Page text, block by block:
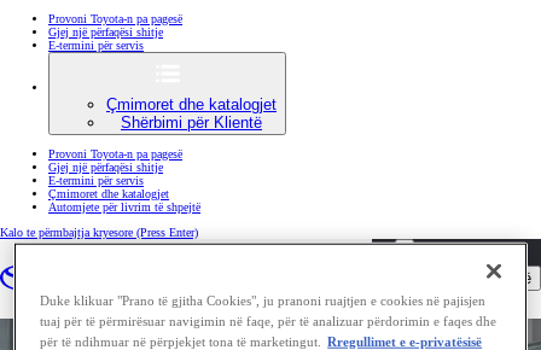
Provoni Toyota-n pa pagesë
Gjej një përfaqësi shitje
E-termini për servis
Çmimoret dhe katalogjet
Shërbimi për Klientë
Provoni Toyota-n pa pagesë
Gjej një përfaqësi shitje
E-termini për servis
Çmimoret dhe katalogjet
Automjete për livrim të shpejtë
Kalo te përmbajtja kryesore (Press Enter)
DEALER NAME
Hap menunë
Premtimi I shërbimit të toyotës
Duke klikuar "Prano të gjitha Cookies", ju pranoni ruajtjen e cookies në pajisjen
tuaj për të përmirësuar navigimin në faqe, për të analizuar përdorimin e faqes dhe
për të ndihmuar në përpjekjet tona të marketingut.
Rregullimet e e-privatësisë